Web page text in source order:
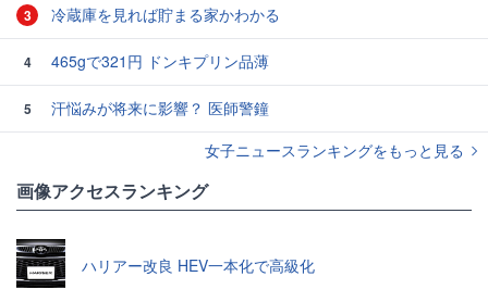
3 冷蔵庫を見れば貯まる家かわかる
4 465gで321円 ドンキプリン品薄
5
汗悩みが将来に影響？ 医師警鐘
女子ニュースランキングをもっと見る
画像アクセスランキング
ハリアー改良 HEV一本化で高級化